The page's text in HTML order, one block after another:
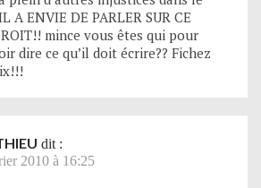
A ENVIE DE PARLER SUR CE
mince vous êtes qui pour
dire ce qu’il doit écrire?? Fichez
dit :
2010 à 16:25